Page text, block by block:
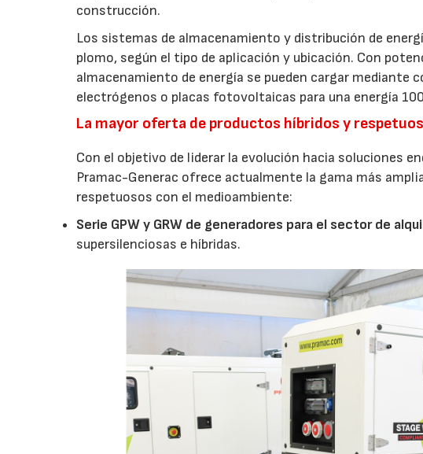
construcción.
Los sistemas de almacenamiento y distribución de
plomo, según el tipo de aplicación y ubicación. Con
almacenamiento de energía se pueden cargar mediante
electrógenos o placas fotovoltaicas para una energía
La mayor oferta de productos híbridos y
Con el objetivo de liderar la evolución hacia soluciones
Pramac-Generac ofrece actualmente la gama más
respetuosos con el medioambiente:
Serie GPW y GRW de generadores para el sector de
supersilenciosas e híbridas.